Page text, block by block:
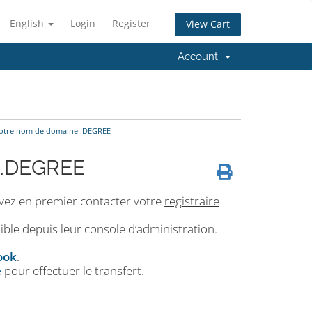
English Login Register View Cart
Account
nom de domaine .DEGREE
en premier contacter votre registraire
depuis leur console d’administration.
.
pour effectuer le transfert.